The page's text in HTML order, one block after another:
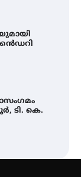
ടി. കെ.